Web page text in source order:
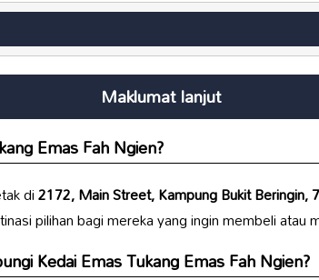
Maklumat lanjut
Emas Fah Ngien?
di2172, Main Street, Kampung Bukit Beringin,
pilihan bagi mereka yang ingin membeli atau
Kedai Emas Tukang Emas Fah Ngien?